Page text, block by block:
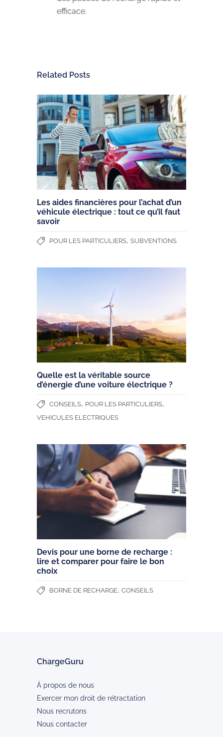
efficace.
Related Posts
Les aides financières pour l’achat d’un
véhicule électrique : tout ce qu’il faut
savoir
POUR LES PARTICULIERS, SUBVENTIONS
Quelle est la véritable source
d’énergie d’une voiture électrique ?
CONSEILS, POUR LES PARTICULIERS,
VEHICULES ELECTRIQUES
Devis pour une borne de recharge :
lire et comparer pour faire le bon
choix
BORNE DE RECHARGE, CONSEILS
ChargeGuru
À propos de nous
Exercer mon droit de rétractation
Nous recrutons
Nous contacter